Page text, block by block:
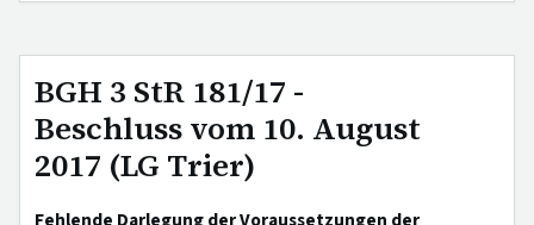
BGH 3 StR 181/17 -
Beschluss vom 10. August
2017 (LG Trier)